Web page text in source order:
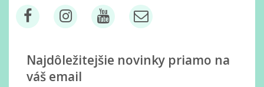
Najdôležitejšie novinky priamo na
váš email